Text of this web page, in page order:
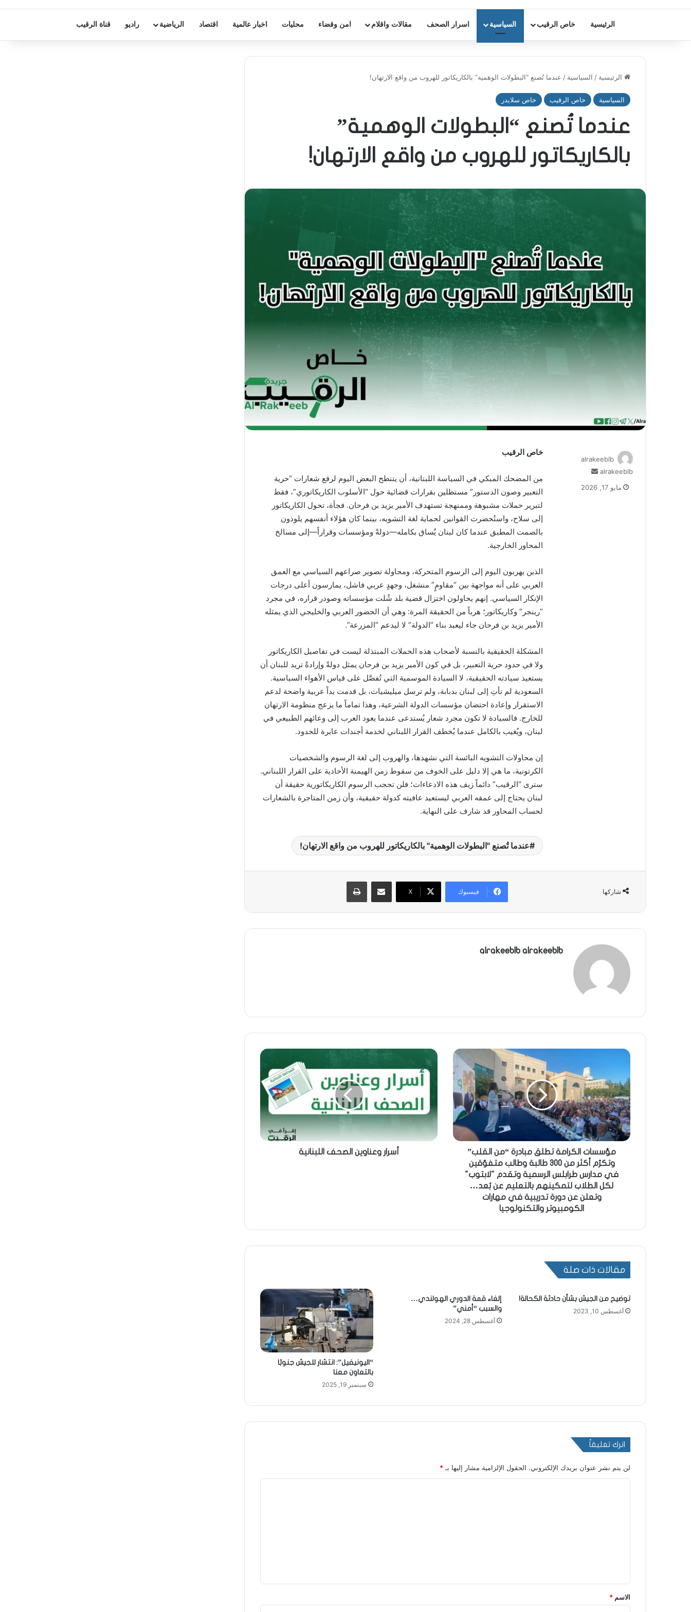
الرئيسية خاص الرقيب السياسية اسرار الصحف مقالات واقلام امن وقضاء محليات اخبار عالمية اقتصاد الرياضية راديو قناة الرقيب
الرئيسية / السياسية / عندما تُصنع “البطولات الوهمية” بالكاريكاتور للهروب من واقع الارتهان!
السياسية خاص الرقيب خاص سلايدر
عندما تُصنع “البطولات الوهمية”
بالكاريكاتور للهروب من واقع الارتهان!
خاص الرقيب
من المضحك المبكي في السياسة اللبنانية، أن يتنطح البعض اليوم لرفع شعارات “حرية
التعبير وصون الدستور” مستظلين بقرارات قضائية حول “الأسلوب الكاريكاتوري”، فقط
لتبرير حملات مشبوهة وممنهجة تستهدف الأمير يزيد بن فرحان. فجأة، تحول الكاريكاتور
إلى سلاح، واستُحضرت القوانين لحماية لغة التشويه، بينما كان هؤلاء أنفسهم يلوذون
بالصمت المطبق عندما كان لبنان يٌساق بكامله—دولةً ومؤسسات وقراراً—إلى مسالخ
المحاور الخارجية.
الذين يهربون اليوم إلى الرسوم المتحركة، ومحاولة تصوير صراعهم السياسي مع العمق
العربي على أنه مواجهة بين “مقاومٍ” منشغل، وجهدٍ عربي فاشل، يمارسون أعلى درجات
الإنكار السياسي. إنهم يحاولون اختزال قضية بلد شُلت مؤسساته وصودر قراره، في مجرد
“رينجر” وكاريكاتور؛ هرباً من الحقيقة المرة: وهي أن الحضور العربي والخليجي الذي يمثله
الأمير يزيد بن فرحان جاء ليعيد بناء “الدولة” لا ليدعم “المزرعة”.
المشكلة الحقيقية بالنسبة لأصحاب هذه الحملات المبتذلة ليست في تفاصيل الكاريكاتور
ولا في حدود حرية التعبير، بل في كون الأمير يزيد بن فرحان يمثل دولةً وإرادةً تريد للبنان أن
يستعيد سيادته الحقيقية، لا السيادة الموسمية التي تُفصَّل على قياس الأهواء السياسية.
السعودية لم تأتِ إلى لبنان بدبابة، ولم ترسل ميليشيات، بل قدمت يداً عربية واضحة لدعم
الاستقرار وإعادة احتضان مؤسسات الدولة الشرعية، وهذا تماماً ما يزعج منظومة الارتهان
للخارج. فالسيادة لا تكون مجرد شعار يُستدعى عندما يعود العرب إلى وعائهم الطبيعي في
لبنان، ويُغيب بالكامل عندما يُخطف القرار اللبناني لخدمة أجندات عابرة للحدود.
إن محاولات التشويه البائسة التي نشهدها، والهروب إلى لغة الرسوم والشخصيات
الكرتونية، ما هي إلا دليل على الخوف من سقوط زمن الهيمنة الأحادية على القرار اللبناني.
سترى “الرقيب” دائماً زيف هذه الادعاءات؛ فلن تحجب الرسوم الكاريكاتورية حقيقة أن
لبنان يحتاج إلى عمقه العربي ليستعيد عافيته كدولة حقيقية، وأن زمن المتاجرة بالشعارات
لحساب المحاور قد شارف على النهاية.
عندما تُصنع "البطولات الوهمية" بالكاريكاتور للهروب من واقع الارتهان!
alrakeeblb
alrakeeblb
مايو 17, 2026
شاركها فيسبوك X
alrakeeblb alrakeeblb
مؤسسات الكرامة تطلق مبادرة “من القلب”
وتكرّم أكثر من 300 طالبة وطالب متفوّقين
في مدارس طرابلس الرسمية وتقدم "لابتوب"
لكل الطلاب لتمكينهم بالتعليم عن بُعد…
وتعلن عن دورة تدريبية في مهارات
الكومبيوتر والتكنولوجيا
أسرار وعناوين الصحف اللبنانية
مقالات ذات صلة
توضيح من الجيش بشأن حادثة الكحالة!
أغسطس 10, 2023
إلغاء قمة الدوري الهولندي…
والسبب “أمني”
أغسطس 28, 2024
“اليونيفيل”: انتشار للجيش جنوبًا
بالتعاون معنا
سبتمبر 19, 2025
اترك تعليقاً
لن يتم نشر عنوان بريدك الإلكتروني. الحقول الإلزامية مشار إليها بـ *
*
الاسم *